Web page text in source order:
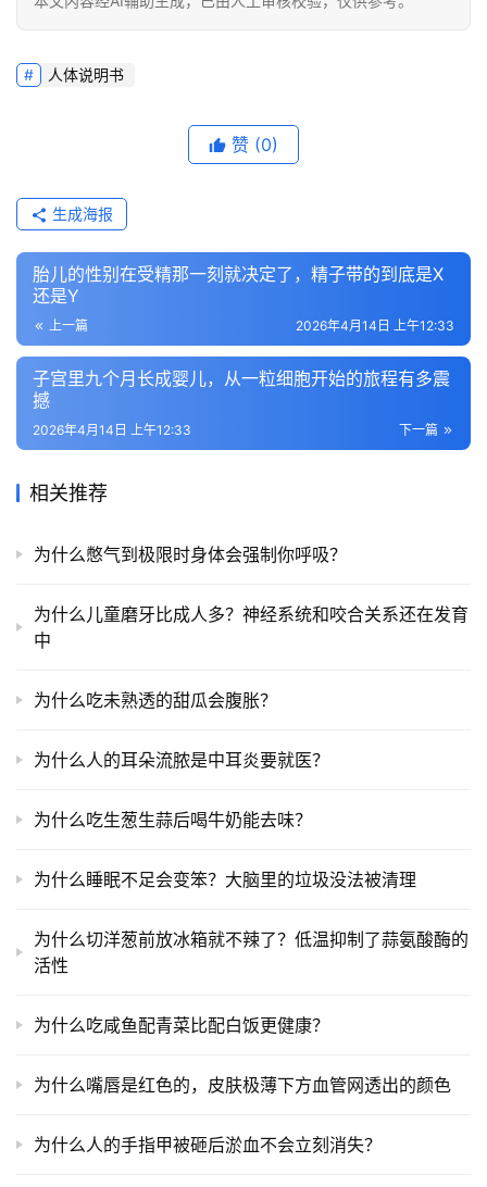
人体说明书
赞 (0)
生成海报
胎儿的性别在受精那一刻就决定了，精子带的到底是X
还是Y
上一篇 2026年4月14日 上午12:33
子宫里九个月长成婴儿，从一粒细胞开始的旅程有多震
撼
下一篇
2026年4月14日 上午12:33
相关推荐
为什么憋气到极限时身体会强制你呼吸？
为什么儿童磨牙比成人多？神经系统和咬合关系还在发育
中
为什么吃未熟透的甜瓜会腹胀？
为什么人的耳朵流脓是中耳炎要就医？
为什么吃生葱生蒜后喝牛奶能去味？
为什么睡眠不足会变笨？大脑里的垃圾没法被清理
为什么切洋葱前放冰箱就不辣了？低温抑制了蒜氨酸酶的
活性
为什么吃咸鱼配青菜比配白饭更健康？
为什么嘴唇是红色的，皮肤极薄下方血管网透出的颜色
为什么人的手指甲被砸后淤血不会立刻消失？